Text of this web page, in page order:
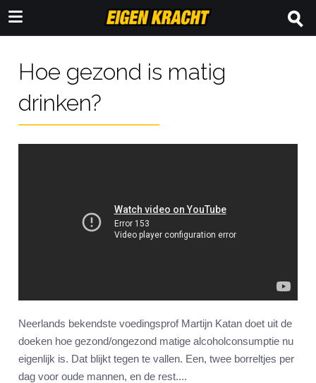
Hoe gezond is matig
drinken?
Neerlands bekendste voedingsprof Martijn Katan doet uit de
doeken hoe gezond/ongezond matige alcoholconsumptie nu
eigenlijk is. Dat blijkt tegen te vallen. Een, twee borreltjes per
dag voor oude mannen, en de rest....